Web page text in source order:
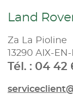
Land
Za La Pioline
13290 AIX-
Tél. : 04 42